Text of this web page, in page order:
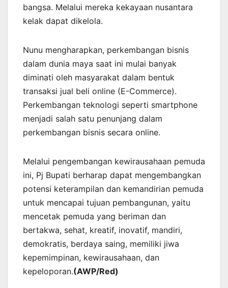
bangsa. Melalui mereka kekayaan nusantara
kelak dapat dikelola.
Nunu mengharapkan, perkembangan bisnis
dalam dunia maya saat ini mulai banyak
diminati oleh masyarakat dalam bentuk
transaksi jual beli online (E-Commerce).
Perkembangan teknologi seperti smartphone
menjadi salah satu penunjang dalam
perkembangan bisnis secara online.
Melalui pengembangan kewirausahaan pemuda
ini, Pj Bupati berharap dapat mengembangkan
potensi keterampilan dan kemandirian pemuda
untuk mencapai tujuan pembangunan, yaitu
mencetak pemuda yang beriman dan
bertakwa, sehat, kreatif, inovatif, mandiri,
demokratis, berdaya saing, memiliki jiwa
kepemimpinan, kewirausahaan, dan
kepeloporan.(AWP/Red)